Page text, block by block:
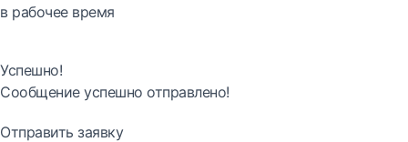
в рабочее время
Успешно!
Сообщение успешно отправлено!
Отправить заявку